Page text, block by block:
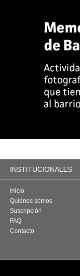
INSTITUCIONALES
Inicio
Quiénes somos
Suscripción
FAQ
Contacto